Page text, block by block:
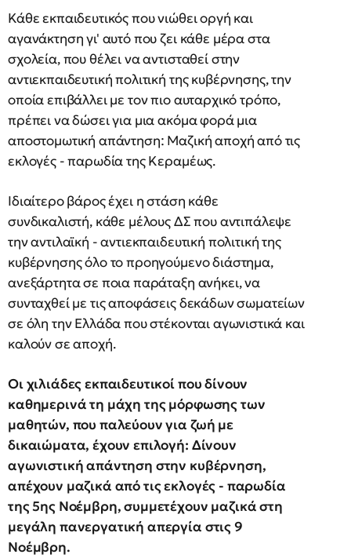
Κάθε εκπαιδευτικός που νιώθει οργή και
αγανάκτηση γι' αυτό που ζει κάθε μέρα στα
σχολεία, που θέλει να αντισταθεί στην
αντιεκπαιδευτική πολιτική της κυβέρνησης, την
οποία επιβάλλει με τον πιο αυταρχικό τρόπο,
πρέπει να δώσει για μια ακόμα φορά μια
αποστομωτική απάντηση: Μαζική αποχή από τις
εκλογές - παρωδία της Κεραμέως.
Ιδιαίτερο βάρος έχει η στάση κάθε
συνδικαλιστή, κάθε μέλους ΔΣ που αντιπάλεψε
την αντιλαϊκή - αντιεκπαιδευτική πολιτική της
κυβέρνησης όλο το προηγούμενο διάστημα,
ανεξάρτητα σε ποια παράταξη ανήκει, να
συνταχθεί με τις αποφάσεις δεκάδων σωματείων
σε όλη την Ελλάδα που στέκονται αγωνιστικά και
καλούν σε αποχή.
Οι χιλιάδες εκπαιδευτικοί που δίνουν
καθημερινά τη μάχη της μόρφωσης των
μαθητών, που παλεύουν για ζωή με
δικαιώματα, έχουν επιλογή: Δίνουν
αγωνιστική απάντηση στην κυβέρνηση,
απέχουν μαζικά από τις εκλογές - παρωδία
της 5ης Νοέμβρη, συμμετέχουν μαζικά στη
μεγάλη πανεργατική απεργία στις 9
Νοέμβρη.